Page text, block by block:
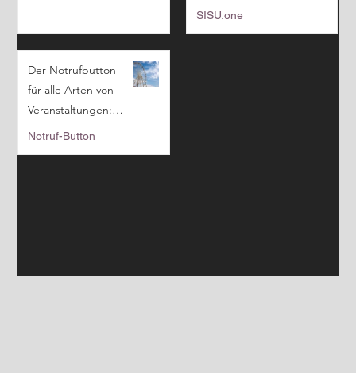
SISU.one - alles
SISU.one
​Der Notrufbutton
für alle Arten von
Veranstaltungen:
Der nächste Schritt
Notruf-Button